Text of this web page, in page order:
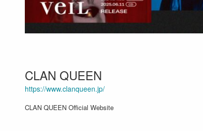
CLAN QUEEN
https://www.clanqueen.jp/
CLAN QUEEN Official Website